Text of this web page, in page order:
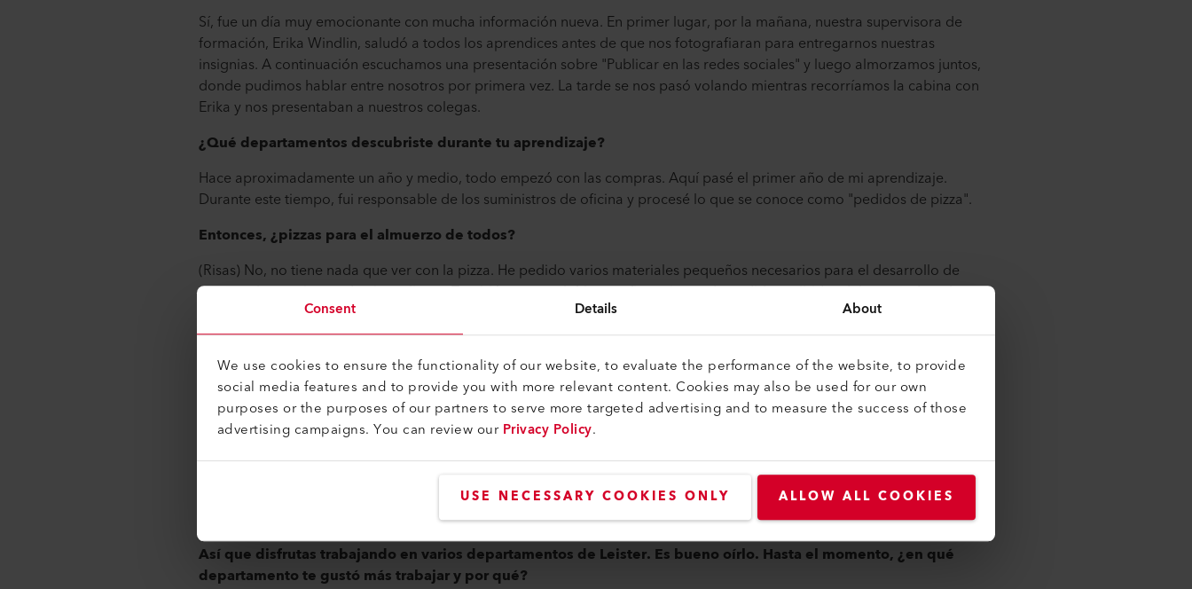
Consent Details About
We use cookies to ensure the functionality of our website, to evaluate the performance of the website, to provide
social media features and to provide you with more relevant content. Cookies may also be used for our own
purposes or the purposes of our partners to serve more targeted advertising and to measure the success of those
advertising campaigns. You can review ourPrivacy Policy.
USE NECESSARY COOKIES ONLY ALLOW ALL COOKIES
Sí, fue un día muy emocionante con mucha información nueva. En primer lugar, por la mañana, nuestra supervisora de
formación, Erika Windlin, saludó a todos los aprendices antes de que nos fotografiaran para entregarnos nuestras
insignias. A continuación escuchamos una presentación sobre "Publicar en las redes sociales" y luego almorzamos juntos,
donde pudimos hablar entre nosotros por primera vez. La tarde se nos pasó volando mientras recorríamos la cabina con
Erika y nos presentaban a nuestros colegas.
¿Qué departamentos descubriste durante tu aprendizaje?
Hace aproximadamente un año y medio, todo empezó con las compras. Aquí pasé el primer año de mi aprendizaje.
Durante este tiempo, fui responsable de los suministros de oficina y procesé lo que se conoce como "pedidos de pizza".
Entonces, ¿pizzas para el almuerzo de todos?
(Risas) No, no tiene nada que ver con la pizza. He pedido varios materiales pequeños necesarios para el desarrollo de
nuestras herramientas de aire caliente. También comprobé las confirmaciones de pedido recibidas del proveedor y las
introduje en el sistema.
Al principio del segundo año de aprendizaje, me lancé a la exportación. Allí, entre otras cosas, creaba confirmaciones de
pedido y documentos de envío necesarios para el despacho de aduanas. Y ahora también trabajaba en recepción los
miércoles alternos. Un lugar de trabajo donde realmente disfruto trabajando.
¿Qué tiene de especial para usted la recepción?
Allí atiendo a clientes externos, tanto por teléfono como in situ. El trabajo es variado y muy divertido. También me gusta
trabajar en recursos humanos (RRHH), donde actualmente trabajo y tramito las altas y bajas de empleados en la empresa.
Así que disfrutas trabajando en varios departamentos de Leister. Es bueno oírlo. Hasta el momento, ¿en qué
departamento te gustó más trabajar y por qué?